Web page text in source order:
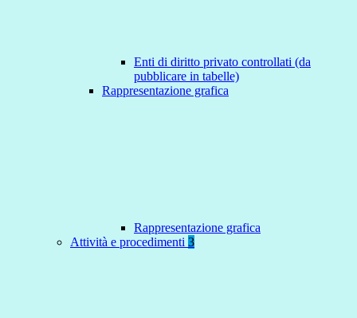
Enti di diritto privato controllati (da
pubblicare in tabelle)
Rappresentazione grafica
Rappresentazione grafica
Attività e procedimenti 3